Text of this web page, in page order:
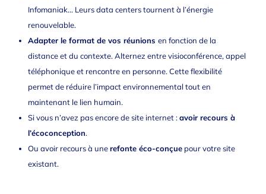
Infomaniak… Leurs data centers tournent à l’énergie
renouvelable.
Adapter le format de vos réunions en fonction de la
distance et du contexte. Alternez entre visioconférence, appel
téléphonique et rencontre en personne. Cette flexibilité
permet de réduire l’impact environnemental tout en
maintenant le lien humain.
Si vous n’avez pas encore de site internet :avoir recours à
l’écoconception.
Ou avoir recours à unerefonte éco-conçuepourvotre site
existant.